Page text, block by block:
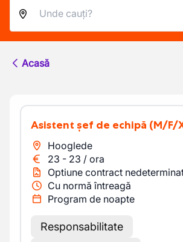
Acasă
Asistent șef de echipă (M/F/
Hooglede
23 - 23 / ora
Optiune contract
Cu normă întreagă
Program de noapte
Responsabilitate